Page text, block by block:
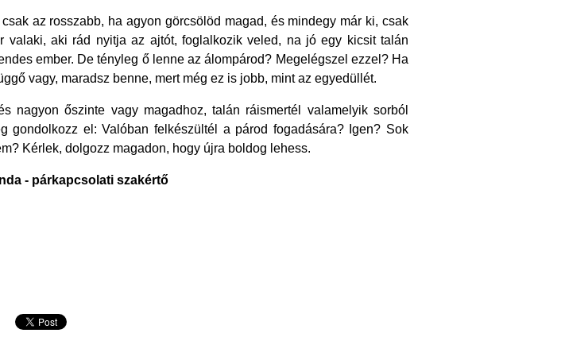
az rosszabb, ha agyon görcsölöd magad, és mindegy már ki, csak
valaki, aki rád nyitja az ajtót, foglalkozik veled, na jó egy kicsit talán
ember. De tényleg ő lenne az álompárod? Megelégszel ezzel? Ha
vagy, maradsz benne, mert még ez is jobb, mint az egyedüllét.
nagyon őszinte vagy magadhoz, talán ráismertél valamelyik sorból
gondolkozz el: Valóban felkészültél a párod fogadására? Igen? Sok
Kérlek, dolgozz magadon, hogy újra boldog lehess.
- párkapcsolati szakértő